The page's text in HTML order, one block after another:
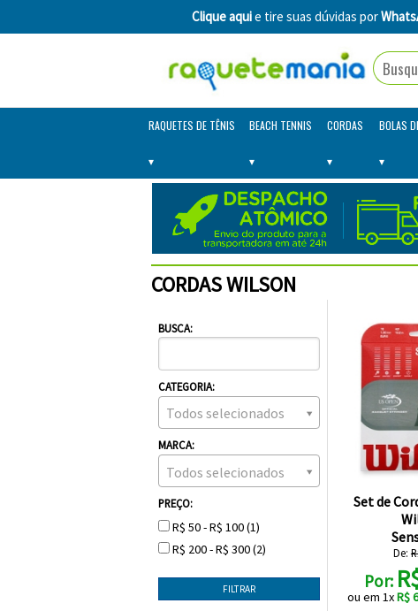
Clique aquie tire suas dúvidas por
RAQUETES DE TÊNIS BEACH TENNIS CORDAS BOLAS
CORDAS WILSON
BUSCA:
CATEGORIA:
Todos selecionados
MARCA:
Todos selecionados
PREÇO:
R$ 50 - R$ 100 (1)
R$ 200 - R$ 300 (2)
Set de
De:
Por:
ou em 1xR$